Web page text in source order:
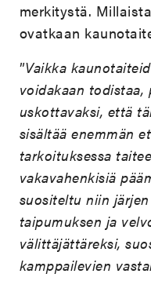
merkitystä.
ovatkaan
”Vaikka
voidakaan
uskottavaksi, että
sisältää enemmän
tarkoituksessa
vakavahenkisiä
suositeltu niin
taipumuksen ja
välittäjättäreksi,
kamppailevien